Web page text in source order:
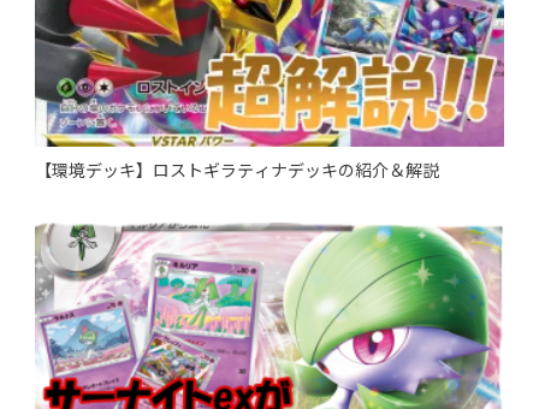
【環境デッキ】ロストギラティナデッキの紹介＆解説